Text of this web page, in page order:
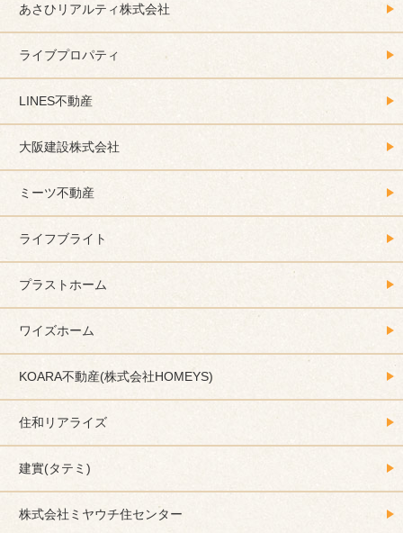
あさひリアルティ株式会社
ライブプロパティ
LINES不動産
大阪建設株式会社
ミーツ不動産
ライフブライト
プラストホーム
ワイズホーム
KOARA不動産(株式会社HOMEYS)
住和リアライズ
建實(タテミ)
株式会社ミヤウチ住センター